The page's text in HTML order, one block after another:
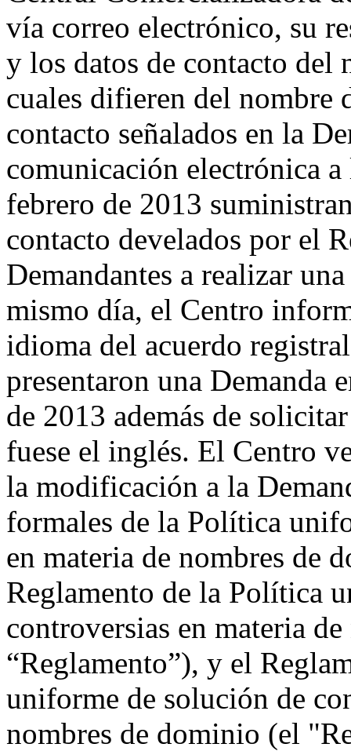
vía correo electrónico, su
y los datos de contacto del
cuales difieren del nombre
contacto señalados en la
comunicación electrónica a
febrero de 2013
contacto develados por el
Demandantes a realizar
mismo día, el Centro
idioma del acuerdo
presentaron una Demanda
de 2013 además de
fuese el inglés. El Centro
la modificación a la
formales de la Política
en materia de nombres de
Reglamento de la Política
controversias en materia
“Reglamento”), y el
uniforme de solución de
nombres de dominio (el